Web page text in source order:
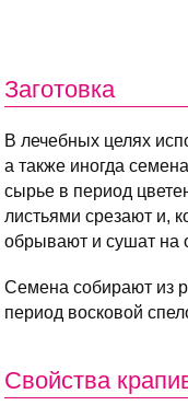
Заготовка
В лечебных целях
а также иногда
сырье в период
листьями срезают и,
обрывают и сушат на
Семена собирают из
период восковой
Свойства